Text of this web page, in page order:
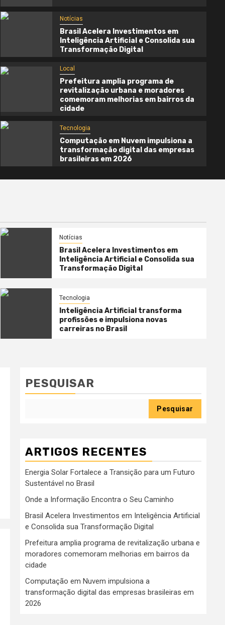
Onde a Informação Encontra o Seu
3 semanas atrás Cynthia Oliveira
Notícias
Brasil Acelera Investimentos em
Inteligência Artificial e Consolida sua
Transformação Digital
Local
Prefeitura amplia programa de
revitalização urbana e moradores
comemoram melhorias em bairros da
cidade
Tecnologia
Computação em Nuvem impulsiona a
transformação digital das empresas
brasileiras em 2026
Notícias
Brasil Acelera Investimentos em
Inteligência Artificial e Consolida sua
Transformação Digital
Tecnologia
Inteligência Artificial transforma
profissões e impulsiona novas
carreiras no Brasil
PESQUISAR
Pesquisar
ARTIGOS RECENTES
Energia Solar Fortalece a Transição para um Futuro
Sustentável no Brasil
Onde a Informação Encontra o Seu Caminho
Brasil Acelera Investimentos em Inteligência Artificial
e Consolida sua Transformação Digital
Prefeitura amplia programa de revitalização urbana e
moradores comemoram melhorias em bairros da
cidade
Computação em Nuvem impulsiona a
transformação digital das empresas brasileiras em
2026